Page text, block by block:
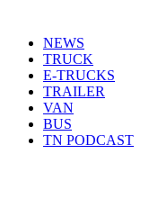
NEWS
TRUCK
E-TRUCKS
TRAILER
VAN
BUS
TN PODCAST